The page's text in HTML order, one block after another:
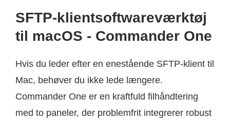
SFTP-klientsoftwareværktøj
til macOS - Commander One
Hvis du leder efter en enestående SFTP-klient til
Mac, behøver du ikke lede længere.
Commander One er en kraftfuld filhåndtering
med to paneler, der problemfrit integrerer robust